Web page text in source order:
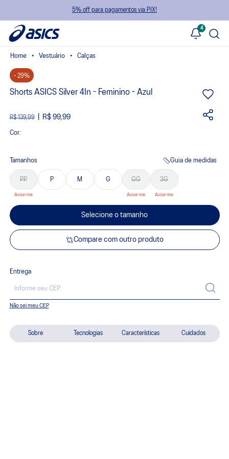
5% off para pagamentos via PIX!
4
Sobre Tecnologias Características Cuidados
Vestuário Calças
- 29%
Shorts ASICS Silver 4In - Feminino - Azul
R$ 139,99 R$ 99,99
Cor:
Tamanhos Guia de medidas
PP P M G GG 3G
Selecione o tamanho
Compare com outro produto
Entrega
Não sei meu CEP